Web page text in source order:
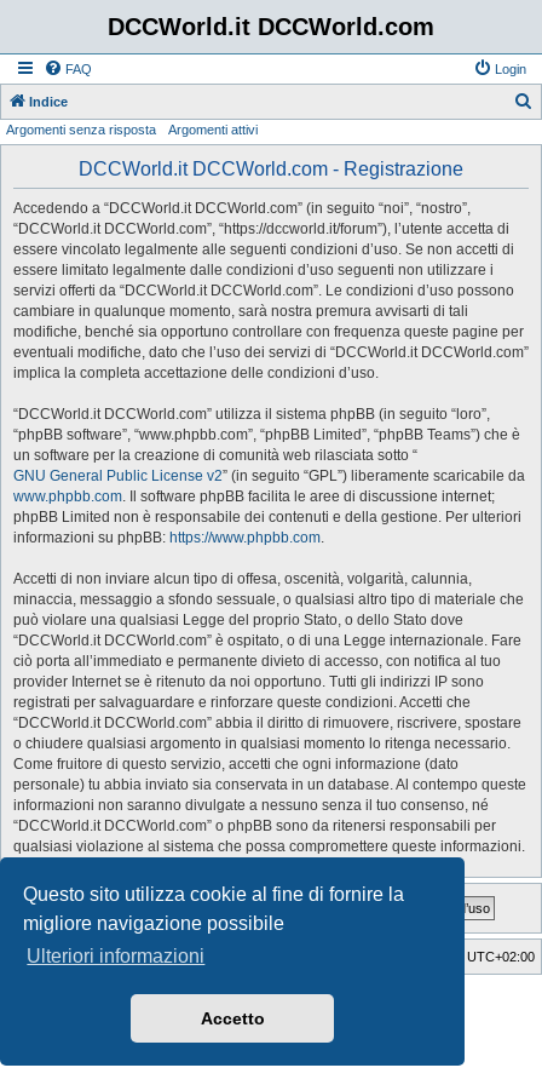
Questo sito utilizza cookie al fine di fornire la
migliore navigazione possibile
Ulteriori informazioni
Accetto
DCCWorld.it DCCWorld.com
FAQ Login
Indice
Argomenti senza risposta Argomenti attivi
DCCWorld.it DCCWorld.com - Registrazione
Accedendo a “DCCWorld.it DCCWorld.com” (in seguito “noi”, “nostro”,
“DCCWorld.it DCCWorld.com”, “https://dccworld.it/forum”), l’utente accetta di
essere vincolato legalmente alle seguenti condizioni d’uso. Se non accetti di
essere limitato legalmente dalle condizioni d’uso seguenti non utilizzare i
servizi offerti da “DCCWorld.it DCCWorld.com”. Le condizioni d’uso possono
cambiare in qualunque momento, sarà nostra premura avvisarti di tali
modifiche, benché sia opportuno controllare con frequenza queste pagine per
eventuali modifiche, dato che l’uso dei servizi di “DCCWorld.it DCCWorld.com”
implica la completa accettazione delle condizioni d’uso.
“DCCWorld.it DCCWorld.com” utilizza il sistema phpBB (in seguito “loro”,
“phpBB software”, “www.phpbb.com”, “phpBB Limited”, “phpBB Teams”) che è
un software per la creazione di comunità web rilasciata sotto “
GNU General Public License v2” (in seguito “GPL”) liberamente scaricabile da
www.phpbb.com. Il software phpBB facilita le aree di discussione internet;
phpBB Limited non è responsabile dei contenuti e della gestione. Per ulteriori
informazioni su phpBB: https://www.phpbb.com.
Accetti di non inviare alcun tipo di offesa, oscenità, volgarità, calunnia,
minaccia, messaggio a sfondo sessuale, o qualsiasi altro tipo di materiale che
può violare una qualsiasi Legge del proprio Stato, o dello Stato dove
“DCCWorld.it DCCWorld.com” è ospitato, o di una Legge internazionale. Fare
ciò porta all’immediato e permanente divieto di accesso, con notifica al tuo
provider Internet se è ritenuto da noi opportuno. Tutti gli indirizzi IP sono
registrati per salvaguardare e rinforzare queste condizioni. Accetti che
“DCCWorld.it DCCWorld.com” abbia il diritto di rimuovere, riscrivere, spostare
o chiudere qualsiasi argomento in qualsiasi momento lo ritenga necessario.
Come fruitore di questo servizio, accetti che ogni informazione (dato
personale) tu abbia inviato sia conservata in un database. Al contempo queste
informazioni non saranno divulgate a nessuno senza il tuo consenso, né
“DCCWorld.it DCCWorld.com” o phpBB sono da ritenersi responsabili per
qualsiasi violazione al sistema che possa compromettere queste informazioni.
Indice UTC+02:00
Style Developer by ©GTA game
phpBB